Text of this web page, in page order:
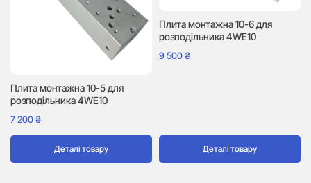
Плита монтажна 10-5 для
розподільника 4WE10
7 200₴
Деталі товару
Плита монтажна 10-6 для
розподільника 4WE10
9 500₴
Деталі товару